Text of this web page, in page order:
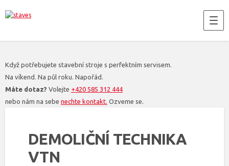
Když potřebujete stavební stroje s perfektním servisem.
Na víkend. Na půl roku. Napořád.
Máte dotaz? Volejte +420 585 312 444
nebo nám na sebe nechte kontakt. Ozveme se.
DEMOLIČNÍ TECHNIKA
VTN